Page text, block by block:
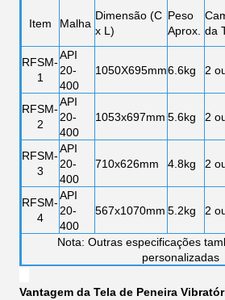
Item Malha
Dimensão (C
x L)
Peso
Aprox. da
RFSM-
1
API
20-
400
1050X695mm6.6kg 2
RFSM-
2
API
20-
400
1053x697mm 5.6kg 2
RFSM-
3
API
20-
400
710x626mm 4.8kg 2
RFSM-
4
API
20-
400
567x1070mm 5.2kg 2
Nota: Outras especificações
personalizadas
Vantagem da Tela de Peneira